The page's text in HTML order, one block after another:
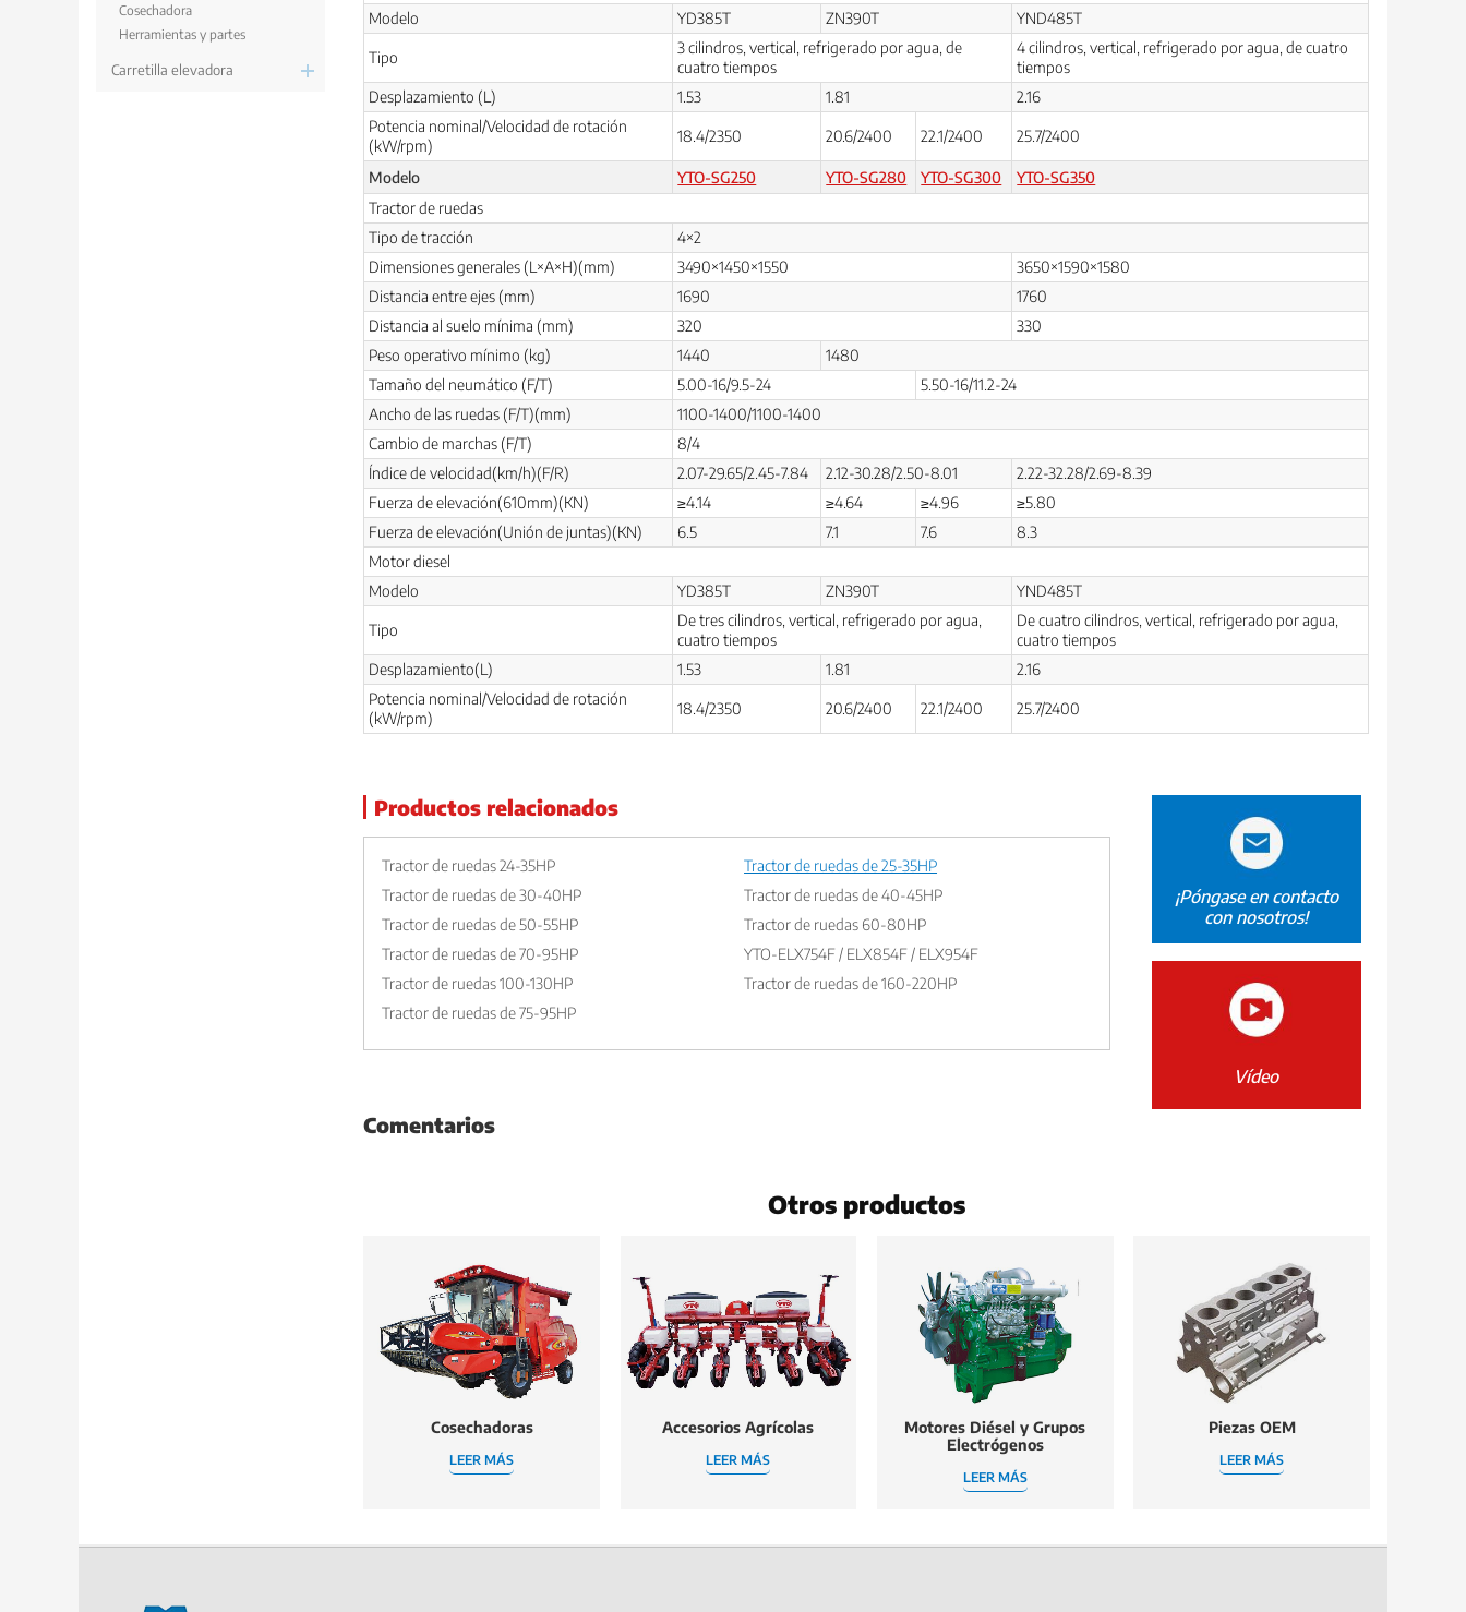
Modelo
YD385T ZN390T YND485T
Tipo
3 cilindros, vertical, refrigerado por agua, de
cuatro tiempos
4 cilindros, vertical, refrigerado por agua, de cuatro
tiempos
Desplazamiento (L)
1.53 1.81
2.16
Potencia nominal/Velocidad de rotación
(kW/rpm)
18.4/2350 20.6/2400 22.1/2400 25.7/2400
Modelo YTO-SG250 YTO-SG280 YTO-SG300 YTO-SG350
Tractor de ruedas
Tipo de tracción
4×2
Dimensiones generales (L×A×H)(mm)
3490×1450×1550
3650×1590×1580
Distancia entre ejes (mm)
1690
1760
Distancia al suelo mínima (mm)
320
330
Peso operativo mínimo (kg)
1440
1480
Tamaño del neumático (F/T)
5.00-16/9.5-24
5.50-16/11.2-24
Ancho de las ruedas (F/T)(mm)
1100-1400/1100-1400
Cambio de marchas (F/T)
8/4
Índice de velocidad(km/h)(F/R)
2.07-29.65/2.45-7.84 2.12-30.28/2.50-8.01
2.22-32.28/2.69-8.39
Fuerza de elevación(610mm)(KN)
≥4.14 ≥4.64 ≥4.96
≥5.80
Fuerza de elevación(Unión de juntas)(KN)
6.5 7.1 7.6
8.3
Motor diesel
Modelo
YD385T ZN390T YND485T
Tipo
De tres cilindros, vertical, refrigerado por agua,
cuatro tiempos
De cuatro cilindros, vertical, refrigerado por agua,
cuatro tiempos
Desplazamiento(L)
1.53 1.81
2.16
Potencia nominal/Velocidad de rotación
(kW/rpm)
18.4/2350 20.6/2400 22.1/2400 25.7/2400
Productos relacionados
Tractor de ruedas 24-35HP
Tractor de ruedas de 25-35HP
Tractor de ruedas de 30-40HP
Tractor de ruedas de 40-45HP
Tractor de ruedas de 50-55HP
Tractor de ruedas 60-80HP
Tractor de ruedas de 70-95HP
YTO-ELX754F / ELX854F / ELX954F
Tractor de ruedas 100-130HP
Tractor de ruedas de 160-220HP
Tractor de ruedas de 75-95HP
Comentarios
¡Póngase en contacto
con nosotros!
Vídeo
Otros productos
Cosechadoras
LEER MÁS
Accesorios Agrícolas
LEER MÁS
Motores Diésel y Grupos
Electrógenos
LEER MÁS
Piezas OEM
LEER MÁS
Cosechadora
Herramientas y partes
Carretilla elevadora